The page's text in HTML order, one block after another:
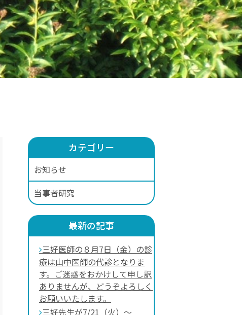
カテゴリー
お知らせ
当事者研究
最新の記事
三好医師の８月7日（金）の診
療は山中医師の代診となりま
す。ご迷惑をおかけして申し訳
ありませんが、どうぞよろしく
お願いいたします。
三好先生が7/21（火）～